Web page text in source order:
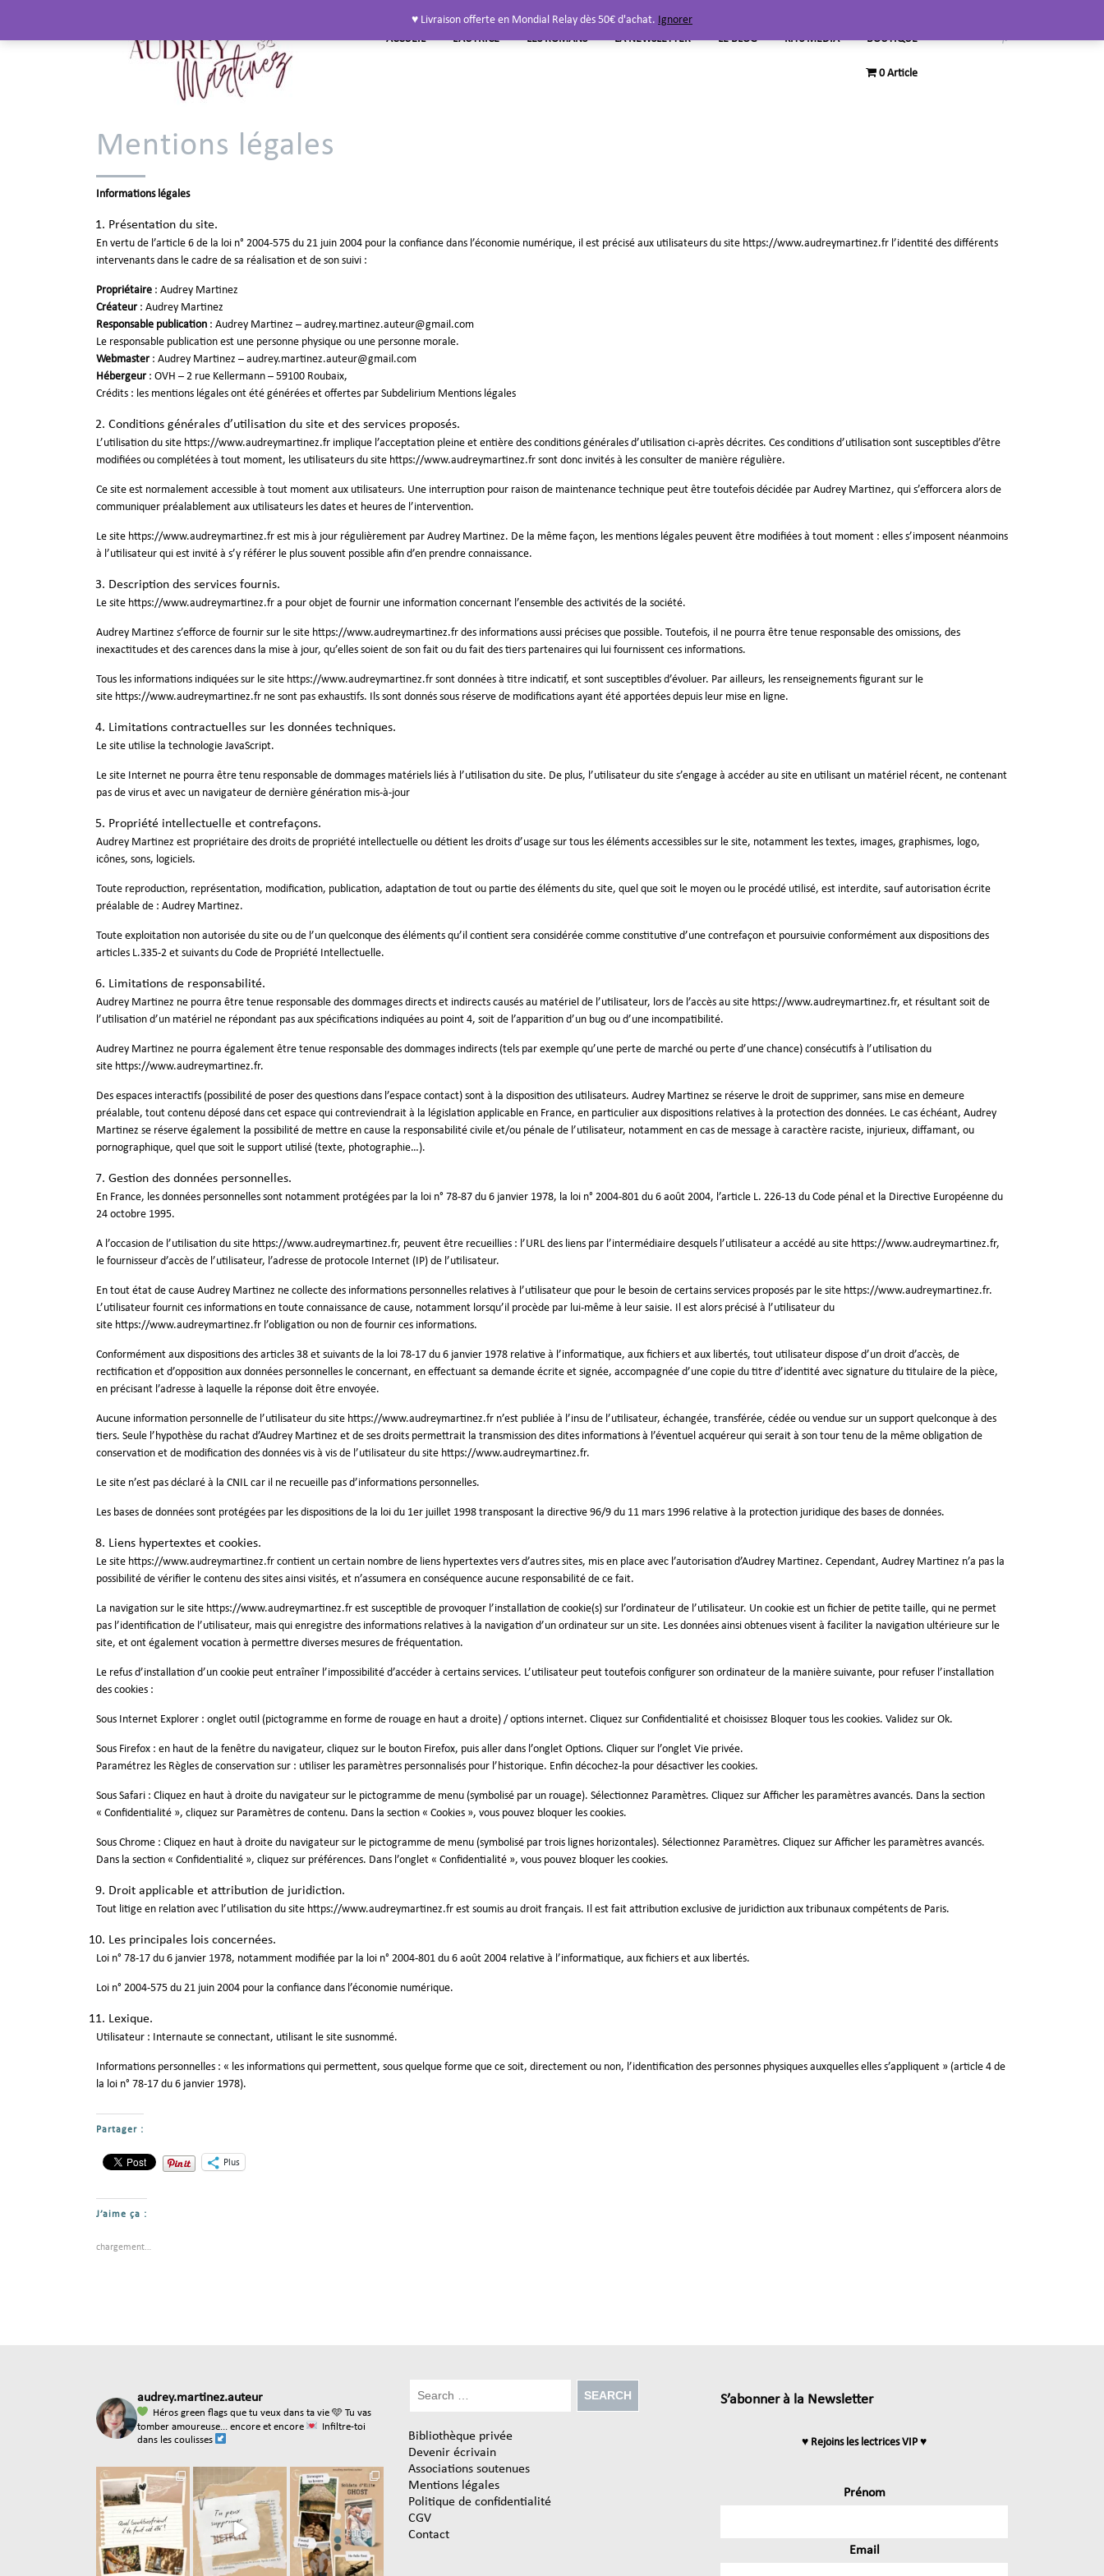
ACCUEIL L’AUTRICE LES ROMANS LA NEWSLETTER LE BLOG KITS MEDIA BOUTIQUE
0 Article
Mentions légales
Informations légales
Présentation du site.
En vertu de l’article 6 de la loi n° 2004-575 du 21 juin 2004 pour la confiance dans l’économie numérique, il est précisé aux utilisateurs du site https://www.audreymartinez.fr l’identité des différents
intervenants dans le cadre de sa réalisation et de son suivi :
Propriétaire : Audrey Martinez
Créateur: Audrey Martinez
Responsable publication : Audrey Martinez – audrey.martinez.auteur@gmail.com
Le responsable publication est une personne physique ou une personne morale.
Webmaster: Audrey Martinez – audrey.martinez.auteur@gmail.com
Hébergeur: OVH – 2 rue Kellermann – 59100 Roubaix,
Crédits : les mentions légales ont été générées et offertes par Subdelirium Mentions légales
Conditions générales d’utilisation du site et des services proposés.
L’utilisation du site https://www.audreymartinez.fr implique l’acceptation pleine et entière des conditions générales d’utilisation ci-après décrites. Ces conditions d’utilisation sont susceptibles d’être
modifiées ou complétées à tout moment, les utilisateurs du site https://www.audreymartinez.fr sont donc invités à les consulter de manière régulière.
Ce site est normalement accessible à tout moment aux utilisateurs. Une interruption pour raison de maintenance technique peut être toutefois décidée par Audrey Martinez, qui s’efforcera alors de
communiquer préalablement aux utilisateurs les dates et heures de l’intervention.
Le site https://www.audreymartinez.fr est mis à jour régulièrement par Audrey Martinez. De la même façon, les mentions légales peuvent être modifiées à tout moment : elles s’imposent néanmoins
à l’utilisateur qui est invité à s’y référer le plus souvent possible afin d’en prendre connaissance.
Description des services fournis.
Le site https://www.audreymartinez.fr a pour objet de fournir une information concernant l’ensemble des activités de la société.
Audrey Martinez s’efforce de fournir sur le site https://www.audreymartinez.fr des informations aussi précises que possible. Toutefois, il ne pourra être tenue responsable des omissions, des
inexactitudes et des carences dans la mise à jour, qu’elles soient de son fait ou du fait des tiers partenaires qui lui fournissent ces informations.
Tous les informations indiquées sur le site https://www.audreymartinez.fr sont données à titre indicatif, et sont susceptibles d’évoluer. Par ailleurs, les renseignements figurant sur le
site https://www.audreymartinez.fr ne sont pas exhaustifs. Ils sont donnés sous réserve de modifications ayant été apportées depuis leur mise en ligne.
Limitations contractuelles sur les données techniques.
Le site utilise la technologie JavaScript.
Le site Internet ne pourra être tenu responsable de dommages matériels liés à l’utilisation du site. De plus, l’utilisateur du site s’engage à accéder au site en utilisant un matériel récent, ne contenant
pas de virus et avec un navigateur de dernière génération mis-à-jour
Propriété intellectuelle et contrefaçons.
Audrey Martinez est propriétaire des droits de propriété intellectuelle ou détient les droits d’usage sur tous les éléments accessibles sur le site, notamment les textes, images, graphismes, logo,
icônes, sons, logiciels.
Toute reproduction, représentation, modification, publication, adaptation de tout ou partie des éléments du site, quel que soit le moyen ou le procédé utilisé, est interdite, sauf autorisation écrite
préalable de : Audrey Martinez.
Toute exploitation non autorisée du site ou de l’un quelconque des éléments qu’il contient sera considérée comme constitutive d’une contrefaçon et poursuivie conformément aux dispositions des
articles L.335-2 et suivants du Code de Propriété Intellectuelle.
Limitations de responsabilité.
Audrey Martinez ne pourra être tenue responsable des dommages directs et indirects causés au matériel de l’utilisateur, lors de l’accès au site https://www.audreymartinez.fr, et résultant soit de
l’utilisation d’un matériel ne répondant pas aux spécifications indiquées au point 4, soit de l’apparition d’un bug ou d’une incompatibilité.
Audrey Martinez ne pourra également être tenue responsable des dommages indirects (tels par exemple qu’une perte de marché ou perte d’une chance) consécutifs à l’utilisation du
site https://www.audreymartinez.fr.
Des espaces interactifs (possibilité de poser des questions dans l’espace contact) sont à la disposition des utilisateurs. Audrey Martinez se réserve le droit de supprimer, sans mise en demeure
préalable, tout contenu déposé dans cet espace qui contreviendrait à la législation applicable en France, en particulier aux dispositions relatives à la protection des données. Le cas échéant, Audrey
Martinez se réserve également la possibilité de mettre en cause la responsabilité civile et/ou pénale de l’utilisateur, notamment en cas de message à caractère raciste, injurieux, diffamant, ou
pornographique, quel que soit le support utilisé (texte, photographie…).
Gestion des données personnelles.
En France, les données personnelles sont notamment protégées par la loi n° 78-87 du 6 janvier 1978, la loi n° 2004-801 du 6 août 2004, l’article L. 226-13 du Code pénal et la Directive Européenne du
24 octobre 1995.
A l’occasion de l’utilisation du site https://www.audreymartinez.fr, peuvent être recueillies : l’URL des liens par l’intermédiaire desquels l’utilisateur a accédé au site https://www.audreymartinez.fr,
le fournisseur d’accès de l’utilisateur, l’adresse de protocole Internet (IP) de l’utilisateur.
En tout état de cause Audrey Martinez ne collecte des informations personnelles relatives à l’utilisateur que pour le besoin de certains services proposés par le site https://www.audreymartinez.fr.
L’utilisateur fournit ces informations en toute connaissance de cause, notamment lorsqu’il procède par lui-même à leur saisie. Il est alors précisé à l’utilisateur du
site https://www.audreymartinez.fr l’obligation ou non de fournir ces informations.
Conformément aux dispositions des articles 38 et suivants de la loi 78-17 du 6 janvier 1978 relative à l’informatique, aux fichiers et aux libertés, tout utilisateur dispose d’un droit d’accès, de
rectification et d’opposition aux données personnelles le concernant, en effectuant sa demande écrite et signée, accompagnée d’une copie du titre d’identité avec signature du titulaire de la pièce,
en précisant l’adresse à laquelle la réponse doit être envoyée.
Aucune information personnelle de l’utilisateur du site https://www.audreymartinez.fr n’est publiée à l’insu de l’utilisateur, échangée, transférée, cédée ou vendue sur un support quelconque à des
tiers. Seule l’hypothèse du rachat d’Audrey Martinez et de ses droits permettrait la transmission des dites informations à l’éventuel acquéreur qui serait à son tour tenu de la même obligation de
conservation et de modification des données vis à vis de l’utilisateur du site https://www.audreymartinez.fr.
Le site n’est pas déclaré à la CNIL car il ne recueille pas d’informations personnelles.
Les bases de données sont protégées par les dispositions de la loi du 1er juillet 1998 transposant la directive 96/9 du 11 mars 1996 relative à la protection juridique des bases de données.
Liens hypertextes et cookies.
Le site https://www.audreymartinez.fr contient un certain nombre de liens hypertextes vers d’autres sites, mis en place avec l’autorisation d’Audrey Martinez. Cependant, Audrey Martinez n’a pas la
possibilité de vérifier le contenu des sites ainsi visités, et n’assumera en conséquence aucune responsabilité de ce fait.
La navigation sur le site https://www.audreymartinez.fr est susceptible de provoquer l’installation de cookie(s) sur l’ordinateur de l’utilisateur. Un cookie est un fichier de petite taille, qui ne permet
pas l’identification de l’utilisateur, mais qui enregistre des informations relatives à la navigation d’un ordinateur sur un site. Les données ainsi obtenues visent à faciliter la navigation ultérieure sur le
site, et ont également vocation à permettre diverses mesures de fréquentation.
Le refus d’installation d’un cookie peut entraîner l’impossibilité d’accéder à certains services. L’utilisateur peut toutefois configurer son ordinateur de la manière suivante, pour refuser l’installation
des cookies :
Sous Internet Explorer : onglet outil (pictogramme en forme de rouage en haut a droite) / options internet. Cliquez sur Confidentialité et choisissez Bloquer tous les cookies. Validez sur Ok.
Sous Firefox : en haut de la fenêtre du navigateur, cliquez sur le bouton Firefox, puis aller dans l’onglet Options. Cliquer sur l’onglet Vie privée.
Paramétrez les Règles de conservation sur : utiliser les paramètres personnalisés pour l’historique. Enfin décochez-la pour désactiver les cookies.
Sous Safari : Cliquez en haut à droite du navigateur sur le pictogramme de menu (symbolisé par un rouage). Sélectionnez Paramètres. Cliquez sur Afficher les paramètres avancés. Dans la section
« Confidentialité », cliquez sur Paramètres de contenu. Dans la section « Cookies », vous pouvez bloquer les cookies.
Sous Chrome : Cliquez en haut à droite du navigateur sur le pictogramme de menu (symbolisé par trois lignes horizontales). Sélectionnez Paramètres. Cliquez sur Afficher les paramètres avancés.
Dans la section « Confidentialité », cliquez sur préférences. Dans l’onglet « Confidentialité », vous pouvez bloquer les cookies.
Droit applicable et attribution de juridiction.
Tout litige en relation avec l’utilisation du site https://www.audreymartinez.fr est soumis au droit français. Il est fait attribution exclusive de juridiction aux tribunaux compétents de Paris.
Les principales lois concernées.
Loi n° 78-17 du 6 janvier 1978, notamment modifiée par la loi n° 2004-801 du 6 août 2004 relative à l’informatique, aux fichiers et aux libertés.
Loi n° 2004-575 du 21 juin 2004 pour la confiance dans l’économie numérique.
Lexique.
Utilisateur : Internaute se connectant, utilisant le site susnommé.
Informations personnelles : « les informations qui permettent, sous quelque forme que ce soit, directement ou non, l’identification des personnes physiques auxquelles elles s’appliquent » (article 4 de
la loi n° 78-17 du 6 janvier 1978).
Partager :
Plus
J’aime ça :
chargement…
audrey.martinez.auteur
Héros green flags que tu veux dans ta vie 🩵 Tu vas
tomber amoureuse... encore et encore
Infiltre-toi
dans les coulisses
Bibliothèque privée
Devenir écrivain
Associations soutenues
Mentions légales
Politique de confidentialité
CGV
Contact
S’abonner à la Newsletter
♥ Rejoins les lectrices VIP ♥
Prénom
Email
♥ Livraison offerte en Mondial Relay dès 50€ d'achat. Ignorer